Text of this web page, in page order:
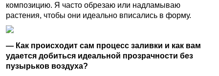
композицию. Я часто обрезаю или надламываю
растения, чтобы они идеально вписались в форму.
— Как происходит сам процесс заливки и как вам
удается добиться идеальной прозрачности без
пузырьков воздуха?